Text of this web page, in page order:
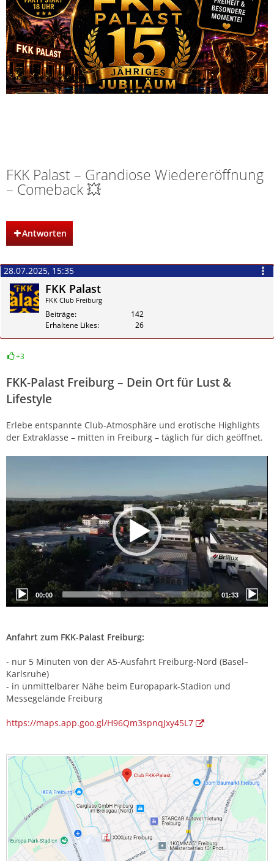
FKK Palast – Grandiose Wiedereröffnung
– Comeback 💥
Antworten
28.07.2025, 15:35
FKK Palast
FKK Club Freiburg
Beiträge
142
Erhaltene Likes
26
+3
FKK-Palast Freiburg – Dein Ort für Lust &
Lifestyle
Erlebe entspannte Club-Atmosphäre und erotische Highlights
der Extraklasse – mitten in Freiburg – täglich für dich geöffnet.
00:00 01:33
Anfahrt zum FKK-Palast Freiburg:
- nur 5 Minuten von der A5-Ausfahrt Freiburg-Nord (Basel–
Karlsruhe)
- in unmittelbarer Nähe beim Europapark-Stadion und
Messegelände Freiburg
https://maps.app.goo.gl/H96Qm3spnqJxy45L7